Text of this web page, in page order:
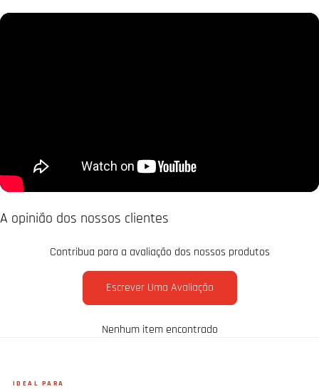
A opinião dos nossos clientes
Contribua para a avaliação dos nossos produtos
Escrever Uma Avaliação
Nenhum item encontrado
IDEAL PARA